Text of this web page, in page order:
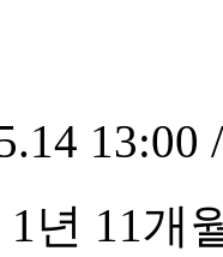
13:00
년 11개